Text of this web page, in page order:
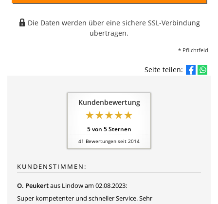
Die Daten werden über eine sichere SSL-Verbindung
übertragen.
* Pflichtfeld
Seite teilen:
Kundenbewertung
5von 5Sternen
41 Bewertungen seit 2014
KUNDENSTIMMEN:
O. Peukertaus Lindowam 02.08.2023:
Super kompetenter und schneller Service. Sehr